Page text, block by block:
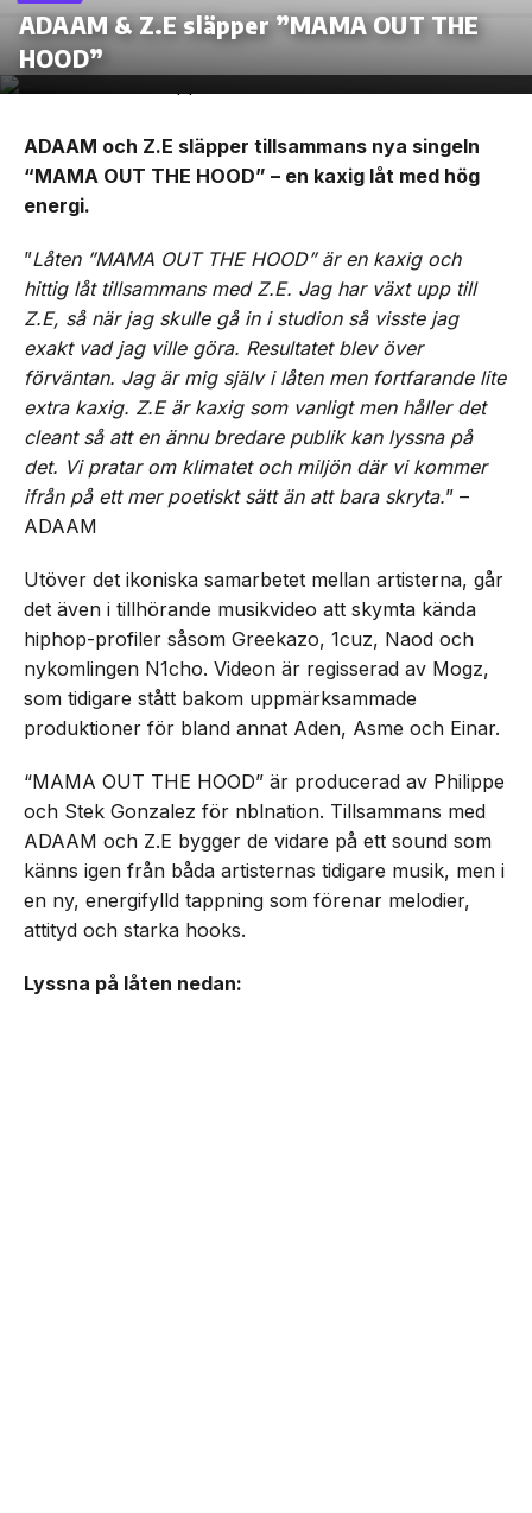
ADAAM & Z.E släpper ”MAMA OUT THE
HOOD”
ADAAM och Z.E släpper tillsammans nya singeln
“MAMA OUT THE HOOD” – en kaxig låt med hög
energi.
”Låten ”MAMA OUT THE HOOD” är en kaxig och
hittig låt tillsammans med Z.E. Jag har växt upp till
Z.E, så när jag skulle gå in i studion så visste jag
exakt vad jag ville göra. Resultatet blev över
förväntan. Jag är mig själv i låten men fortfarande lite
extra kaxig. Z.E är kaxig som vanligt men håller det
cleant så att en ännu bredare publik kan lyssna på
det. Vi pratar om klimatet och miljön där vi kommer
ifrån på ett mer poetiskt sätt än att bara skryta.” –
ADAAM
Utöver det ikoniska samarbetet mellan artisterna, går
det även i tillhörande musikvideo att skymta kända
hiphop-profiler såsom Greekazo, 1cuz, Naod och
nykomlingen N1cho. Videon är regisserad av Mogz,
som tidigare stått bakom uppmärksammade
produktioner för bland annat Aden, Asme och Einar.
“MAMA OUT THE HOOD” är producerad av Philippe
och Stek Gonzalez för nblnation. Tillsammans med
ADAAM och Z.E bygger de vidare på ett sound som
känns igen från båda artisternas tidigare musik, men i
en ny, energifylld tappning som förenar melodier,
attityd och starka hooks.
Lyssna på låten nedan: